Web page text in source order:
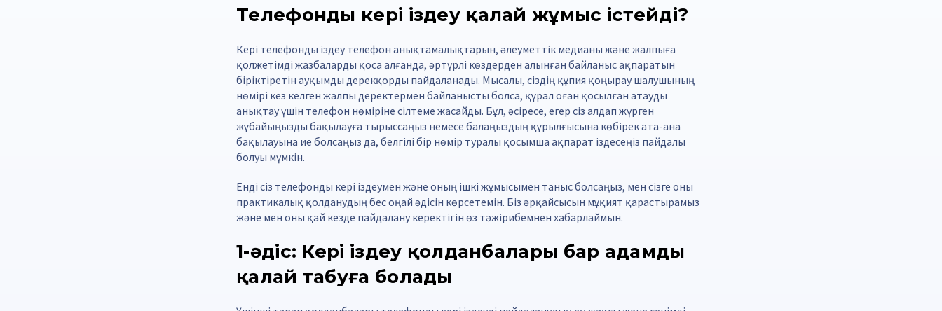
Телефонды кері іздеу қалай жұмыс істейді?
Кері телефонды іздеу телефон анықтамалықтарын, әлеуметтік медианы және жалпыға
қолжетімді жазбаларды қоса алғанда, әртүрлі көздерден алынған байланыс ақпаратын
біріктіретін ауқымды дерекқорды пайдаланады. Мысалы, сіздің құпия қоңырау шалушының
нөмірі кез келген жалпы деректермен байланысты болса, құрал оған қосылған атауды
анықтау үшін телефон нөміріне сілтеме жасайды. Бұл, әсіресе, егер сіз алдап жүрген
жұбайыңызды бақылауға тырыссаңыз немесе балаңыздың құрылғысына көбірек ата-ана
бақылауына ие болсаңыз да, белгілі бір нөмір туралы қосымша ақпарат іздесеңіз пайдалы
болуы мүмкін.
Енді сіз телефонды кері іздеумен және оның ішкі жұмысымен таныс болсаңыз, мен сізге оны
практикалық қолданудың бес оңай әдісін көрсетемін. Біз әрқайсысын мұқият қарастырамыз
және мен оны қай кезде пайдалану керектігін өз тәжірибемнен хабарлаймын.
1-әдіс: Кері іздеу қолданбалары бар адамды
қалай табуға болады